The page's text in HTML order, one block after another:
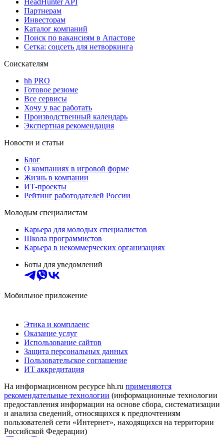
Партнерам
Инвесторам
Каталог компаний
Поиск по вакансиям в Апастове
Сетка: соцсеть для нетворкинга
Соискателям
hh PRO
Готовое резюме
Все сервисы
Хочу у вас работать
Производственный календарь
Экспертная рекомендация
Новости и статьи
Блог
О компаниях в игровой форме
Жизнь в компании
ИТ-проекты
Рейтинг работодателей России
Молодым специалистам
Карьера для молодых специалистов
Школа программистов
Карьера в некоммерческих организациях
Боты для уведомлений
Мобильное приложение
Этика и комплаенс
Оказание услуг
Использование сайтов
Защита персональных данных
Пользовательское соглашение
ИТ аккредитация
На информационном ресурсе hh.ru применяются
рекомендательные технологии (информационные технологии
предоставления информации на основе сбора, систематизации
и анализа сведений, относящихся к предпочтениям
пользователей сети «Интернет», находящихся на территории
Российской Федерации)